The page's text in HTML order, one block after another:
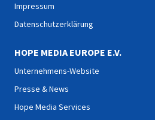
Impressum
Datenschutzerklärung
HOPE MEDIA EUROPE E.V.
Unternehmens-Website
Presse & News
Hope Media Services